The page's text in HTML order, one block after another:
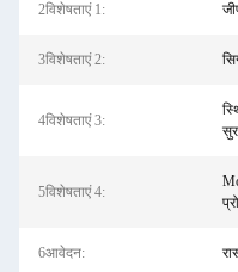
2विशेषताएं 1:
3विशेषताएं 2:
4विशेषताएं 3:
5विशेषताएं 4:
6आवेदन: